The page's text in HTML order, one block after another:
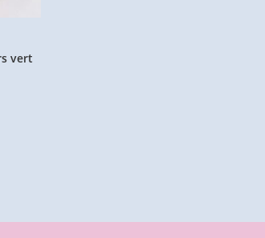
vert